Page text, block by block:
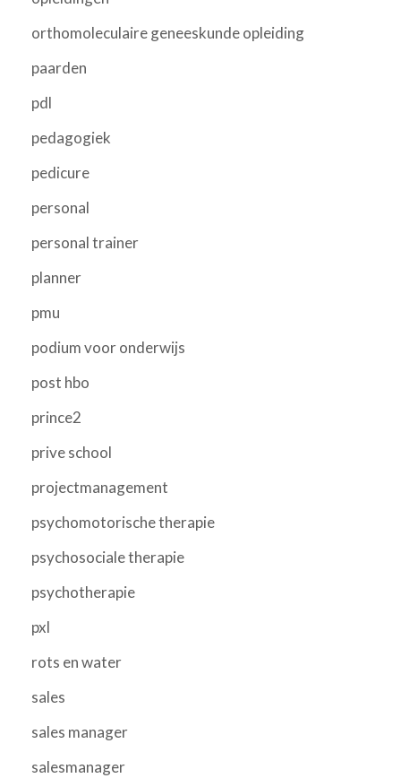
orthomoleculaire geneeskunde opleiding
paarden
pdl
pedagogiek
pedicure
personal
personal trainer
planner
pmu
podium voor onderwijs
post hbo
prince2
prive school
projectmanagement
psychomotorische therapie
psychosociale therapie
psychotherapie
pxl
rots en water
sales
sales manager
salesmanager